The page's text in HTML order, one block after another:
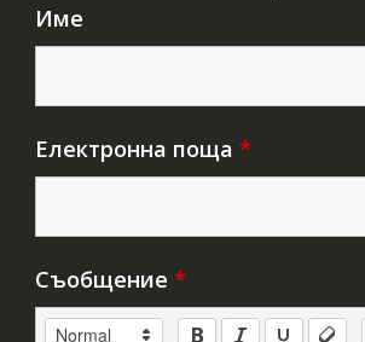
Име
Електронна поща *
Съобщение *